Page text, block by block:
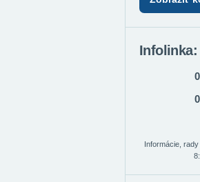
Infolinka:
Informácie,